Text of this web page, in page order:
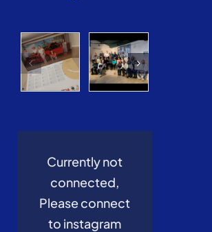
Currently not
connected,
Please connect
to instagram